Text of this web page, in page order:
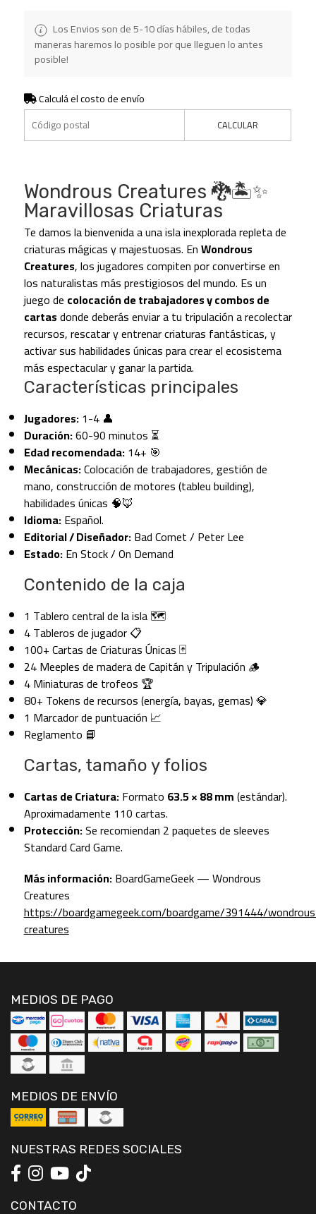
Los Envios son de 5-10 días hábiles, de todas
maneras haremos lo posible por que lleguen lo antes
posible!
Calculá el costo de envío
CALCULAR
Wondrous Creatures 🐉🏝️✨
Maravillosas Criaturas
Te damos la bienvenida a una isla inexplorada repleta de
criaturas mágicas y majestuosas. EnWondrous
Creatures, los jugadores compiten por convertirse en
los naturalistas más prestigiosos del mundo. Es un
juego de colocación de trabajadores y combos de
cartasdonde deberás enviar a tu tripulación a recolectar
recursos, rescatar y entrenar criaturas fantásticas, y
activar sus habilidades únicas para crear el ecosistema
más espectacular y ganar la partida.
Características principales
Jugadores:1-4 👤
Duración:60-90 minutos ⏳
Edad recomendada:14+ 🎯
Mecánicas:Colocación de trabajadores, gestión de
mano, construcción de motores (tableu building),
habilidades únicas 🧠🦊
Idioma:Español.
Editorial / Diseñador:Bad Comet / Peter Lee
Estado:En Stock / On Demand
Contenido de la caja
1 Tablero central de la isla 🗺️
4 Tableros de jugador 📋
100+ Cartas de Criaturas Únicas 🃏
24 Meeples de madera de Capitán y Tripulación 🪵
4 Miniaturas de trofeos 🏆
80+ Tokens de recursos (energía, bayas, gemas) 💎
1 Marcador de puntuación 📈
Reglamento 📘
Cartas, tamaño y folios
Cartas de Criatura:Formato 63.5 × 88 mm(estándar).
Aproximadamente 110 cartas.
Protección:Se recomiendan 2 paquetes de sleeves
Standard Card Game.
Más información:BoardGameGeek — Wondrous
Creatures
https://boardgamegeek.com/boardgame/391444/
creatures
MEDIOS DE PAGO
MEDIOS DE ENVÍO
NUESTRAS REDES SOCIALES
CONTACTO